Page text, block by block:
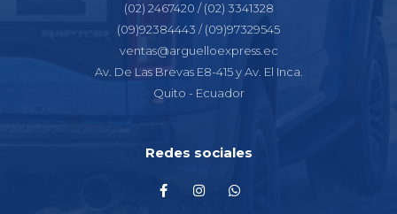
(02) 2467420 / (02) 3341328
(09)92384443 / (09)97329545
ventas@arguelloexpress.ec
Av. De Las Brevas E8-415 y Av. El Inca.
Quito - Ecuador
Redes sociales